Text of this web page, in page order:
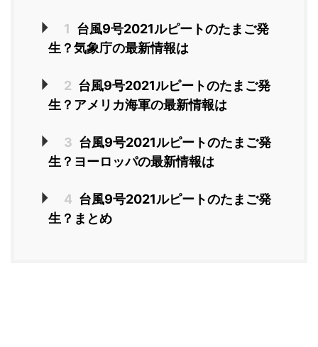
1 台風9号2021ルピートのたまご発
生？気象庁の最新情報は
2 台風9号2021ルピートのたまご発
生？アメリカ海軍の最新情報は
3 台風9号2021ルピートのたまご発
生？ヨーロッパの最新情報は
4 台風9号2021ルピートのたまご発
生？まとめ